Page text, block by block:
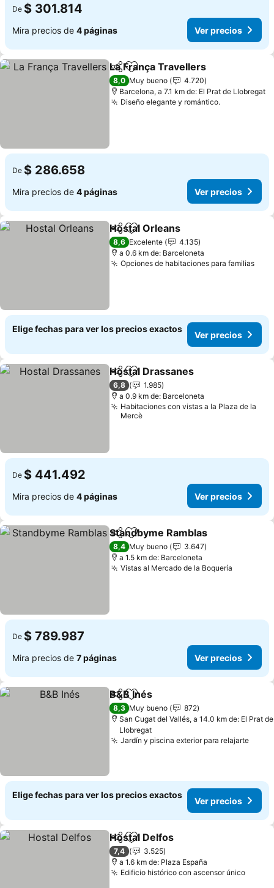
De $ 301.814
Mira precios de 4 páginas Ver precios
CompartirAgregar a favoritos
La França Travellers
8,0 Muy bueno
4.720
Barcelona, a 7.1 km de: El Prat de Llobregat
Diseño elegante y romántico.Ver precios
De $ 286.658
Mira precios de 4 páginas Ver precios
CompartirAgregar a favoritos
Hostal Orleans
8,6 Excelente
4.135
a 0.6 km de: Barceloneta
Opciones de habitaciones para familiasVer
Elige fechas para ver los precios exactos
Ver precios
CompartirAgregar a favoritos
Hostal Drassanes
6,8
1.985
a 0.9 km de: Barceloneta
Habitaciones con vistas a la Plaza de la
Mercè
De $ 441.492
Mira precios de 4 páginas Ver precios
CompartirAgregar a favoritos
Standbyme Ramblas
8,4 Muy bueno
3.647
a 1.5 km de: Barceloneta
Vistas al Mercado de la Boquería
De $ 789.987
Mira precios de 7 páginas Ver precios
CompartirAgregar a favoritos
B&B Inés
8,3 Muy bueno
872
San Cugat del Vallés, a 14.0 km de: El Prat de
Llobregat
Jardín y piscina exterior para relajarteVer
Elige fechas para ver los precios exactos
Ver precios
CompartirAgregar a favoritos
Hostal Delfos
7,4
3.525
a 1.6 km de: Plaza España
Edificio histórico con ascensor únicoVer